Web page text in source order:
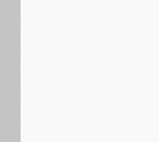
اللواء ناصر النوبة..الحالمي ويؤكد